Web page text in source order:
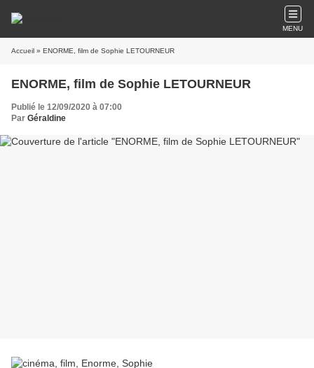
MENU
Accueil » ENORME, film de Sophie LETOURNEUR
ENORME, film de Sophie LETOURNEUR
Publié le 12/09/2020 à 07:00
Par Géraldine